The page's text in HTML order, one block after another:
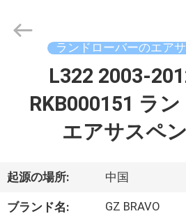
私
suspensionshock.com.
ランドローバーのエア
L322 2003-
RKB000151 ラ
エアサスペ
起源の場所: 中国
ブランド名: GZ BRAVO